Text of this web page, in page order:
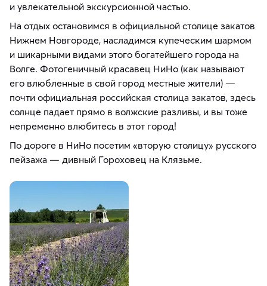
и увлекательной экскурсионной частью.
На отдых остановимся в официальной столице закатов
Нижнем Новгороде, насладимся купеческим шармом
и шикарными видами этого богатейшего города на
Волге. Фотогеничный красавец НиНо (как называют
его влюбленные в свой город местные жители) —
почти официальная российская столица закатов, здесь
солнце падает прямо в волжские разливы, и вы тоже
непременно влюбитесь в этот город!
По дороге в НиНо посетим «вторую столицу» русского
пейзажа — дивный Гороховец на Клязьме.